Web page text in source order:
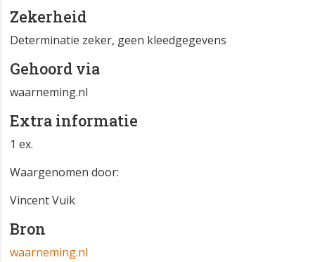
Zekerheid
Determinatie zeker, geen kleedgegevens
Gehoord via
waarneming.nl
Extra informatie
1 ex.
Waargenomen door:
Vincent Vuik
Bron
waarneming.nl